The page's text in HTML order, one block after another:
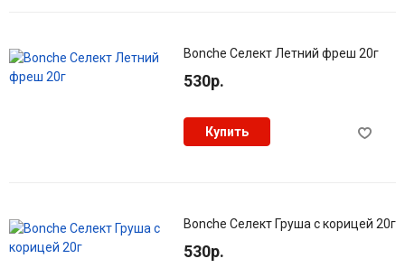
Bonche Селект Летний фреш 20г
530р.
Купить
Bonche Селект Груша с корицей 20г
530р.